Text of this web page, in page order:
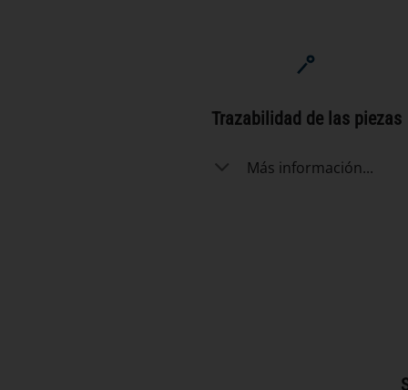
Trazabilidad de las piezas
Más información...